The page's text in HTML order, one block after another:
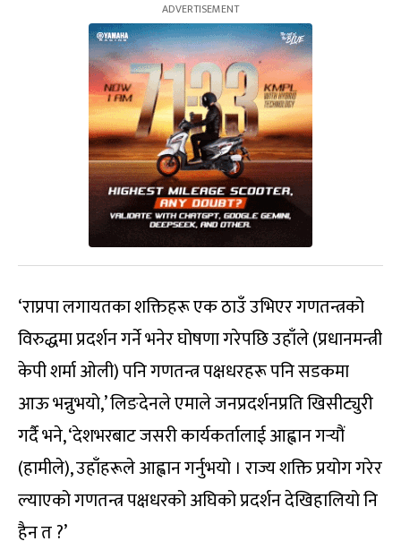
‘राप्रपा लगायतका शक्तिहरू एक ठाउँ उभिएर गणतन्त्रको
विरुद्धमा प्रदर्शन गर्ने भनेर घोषणा गरेपछि उहाँले (प्रधानमन्त्री
केपी शर्मा ओली) पनि गणतन्त्र पक्षधरहरू पनि सडकमा
आऊ भन्नुभयो,’ लिङदेनले एमाले जनप्रदर्शनप्रति खिसीट्युरी
गर्दै भने, ‘देशभरबाट जसरी कार्यकर्तालाई आह्वान गर्‍यौं
(हामीले), उहाँहरूले आह्वान गर्नुभयो । राज्य शक्ति प्रयोग गरेर
ल्याएको गणतन्त्र पक्षधरको अघिको प्रदर्शन देखिहालियो नि
हैन त ?’